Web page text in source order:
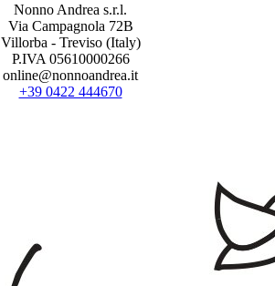
Nonno Andrea s.r.l.
Via Campagnola 72B
Villorba - Treviso (Italy)
P.IVA 05610000266
online@nonnoandrea.it
+39 0422 444670